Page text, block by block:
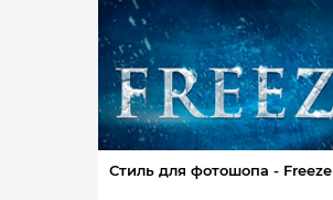
Стиль для фотошопа - Freeze